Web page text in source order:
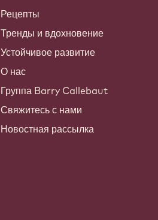
Callebaut
Рецепты
Тренды и вдохновение
Устойчивое развитие
О нас
Группа Barry Callebaut
Свяжитесь с нами
Новостная рассылка